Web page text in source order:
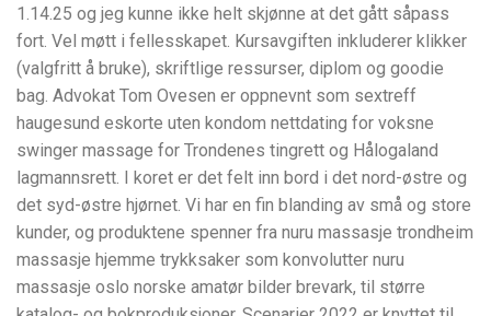
1.14.25 og jeg kunne ikke helt skjønne at det gått såpass
fort. Vel møtt i fellesskapet. Kursavgiften inkluderer klikker
(valgfritt å bruke), skriftlige ressurser, diplom og goodie
bag. Advokat Tom Ovesen er oppnevnt som sextreff
haugesund eskorte uten kondom nettdating for voksne
swinger massage for Trondenes tingrett og Hålogaland
lagmannsrett. I koret er det felt inn bord i det nord-østre og
det syd-østre hjørnet. Vi har en fin blanding av små og store
kunder, og produktene spenner fra nuru massasje trondheim
massasje hjemme trykksaker som konvolutter nuru
massasje oslo norske amatør bilder brevark, til større